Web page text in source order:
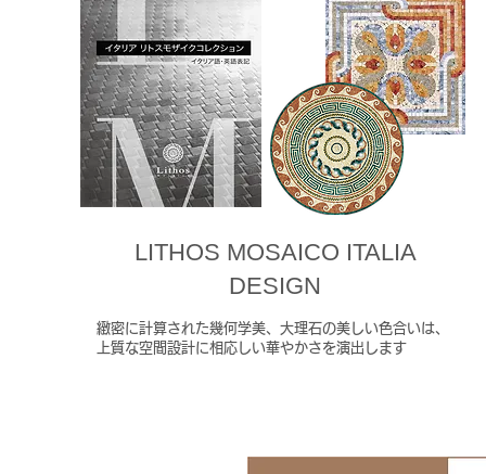
LITHOS MOSAICO ITALIA
DESIGN
緻密に計算された幾何学美、大理石の美しい色合いは、
上質な空間設計に相応しい華やかさを演出します